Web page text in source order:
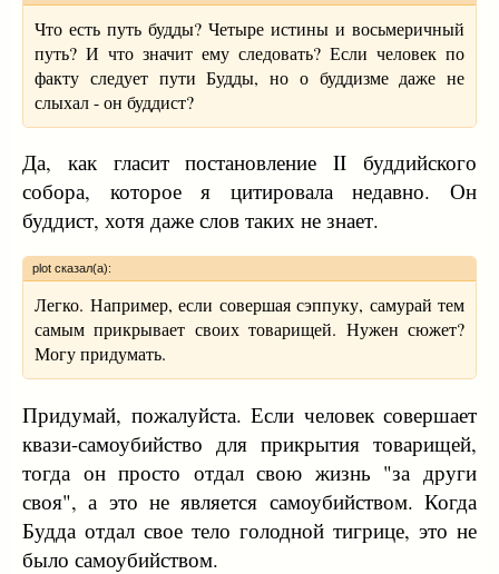
Что есть путь будды? Четыре истины и восьмеричный
путь? И что значит ему следовать? Если человек по
факту следует пути Будды, но о буддизме даже не
слыхал - он буддист?
Да, как гласит постановление II буддийского
собора, которое я цитировала недавно. Он
буддист, хотя даже слов таких не знает.
plot сказал(а):
Легко. Например, если совершая сэппуку, самурай тем
самым прикрывает своих товарищей. Нужен сюжет?
Могу придумать.
Придумай, пожалуйста. Если человек совершает
квази-самоубийство для прикрытия товарищей,
тогда он просто отдал свою жизнь "за други
своя", а это не является самоубийством. Когда
Будда отдал свое тело голодной тигрице, это не
было самоубийством.